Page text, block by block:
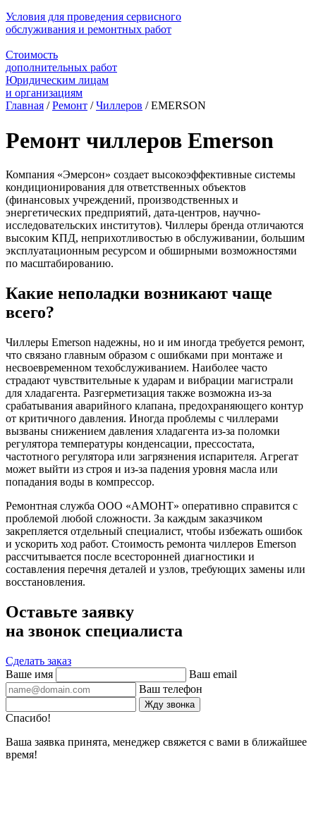
Условия для проведения сервисного
обслуживания и ремонтных работ
Стоимость
дополнительных работ
Юридическим лицам
и организациям
Главная /Ремонт /Чиллеров /EMERSON
Ремонт чиллеров Emerson
Компания «Эмерсон» создает высокоэффективные системы
кондиционирования для ответственных объектов
(финансовых учреждений, производственных и
энергетических предприятий, дата-центров, научно-
исследовательских институтов). Чиллеры бренда отличаются
высоким КПД, неприхотливостью в обслуживании, большим
эксплуатационным ресурсом и обширными возможностями
по масштабированию.
Какие неполадки возникают чаще
всего?
Чиллеры Emerson надежны, но и им иногда требуется ремонт,
что связано главным образом с ошибками при монтаже и
несвоевременном техобслуживанием. Наиболее часто
страдают чувствительные к ударам и вибрации магистрали
для хладагента. Разгерметизация также возможна из-за
срабатывания аварийного клапана, предохраняющего контур
от критичного давления. Иногда проблемы с чиллерами
вызваны снижением давления хладагента из-за поломки
регулятора температуры конденсации, прессостата,
частотного регулятора или загрязнения испарителя. Агрегат
может выйти из строя и из-за падения уровня масла или
попадания воды в компрессор.
Ремонтная служба ООО «АМОНТ» оперативно справится с
проблемой любой сложности. За каждым заказчиком
закрепляется отдельный специалист, чтобы избежать ошибок
и ускорить ход работ. Стоимость ремонта чиллеров Emerson
рассчитывается после всесторонней диагностики и
составления перечня деталей и узлов, требующих замены или
восстановления.
Оставьте заявку
на звонок специалиста
Сделать заказ
Ваше имя
Ваш email
Ваш телефон
Жду звонка
Спасибо!
Ваша заявка принята, менеджер свяжется с вами в ближайшее
время!